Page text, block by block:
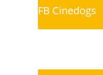
FB Cinedogs